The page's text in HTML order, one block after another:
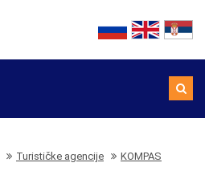
Turističke agencije KOMPAS